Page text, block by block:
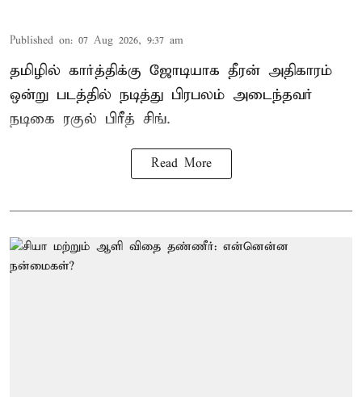
Published on: 07 Aug 2026, 9:37 am
தமிழில் கார்த்திக்கு ஜோடியாக தீரன் அதிகாரம்
ஒன்று படத்தில் நடித்து பிரபலம் அடைந்தவர்
நடிகை ரகுல் பிரீத் சிங்.
Read More